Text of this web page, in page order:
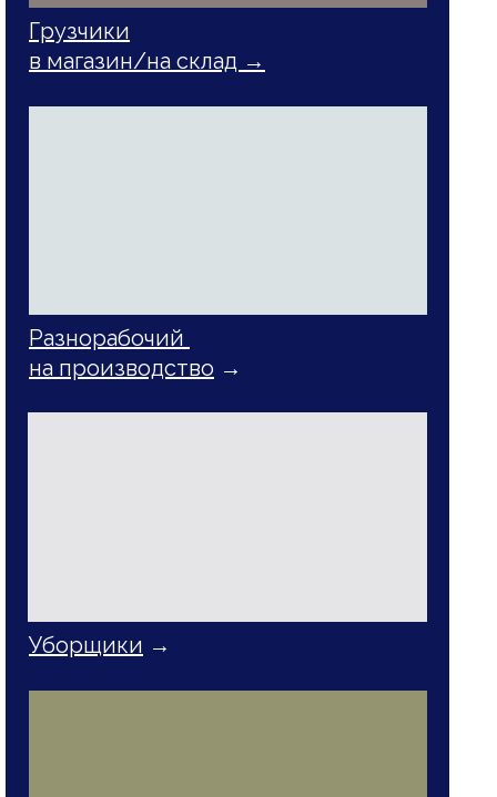
Разнорабочий
на производство →
Уборщики →
Грузчики
в магазин/на склад →